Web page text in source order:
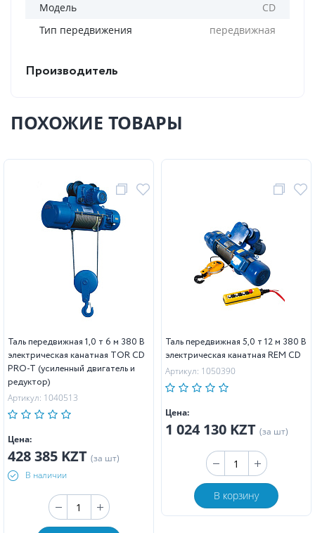
Модель
CD
Тип передвижения
передвижная
Производитель
ПОХОЖИЕ ТОВАРЫ
Таль передвижная 1,0 т 6 м 380 В
электрическая канатная TOR CD
PRO-T (усиленный двигатель и
редуктор)
Артикул: 1040513
Цена:
428 385 KZT (за шт)
В наличии
Таль передвижная 5,0 т 12 м 380 В
электрическая канатная REM CD
Артикул: 1050390
Цена:
1 024 130 KZT (за шт)
В корзину